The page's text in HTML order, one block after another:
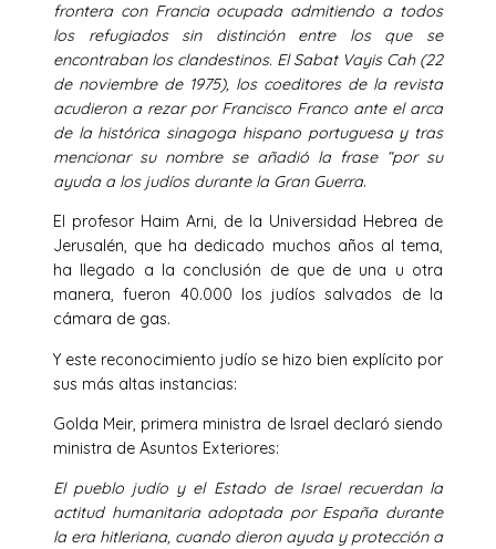
frontera con Francia ocupada admitiendo a todos
los refugiados sin distinción entre los que se
encontraban los clandestinos. El Sabat Vayis Cah (22
de noviembre de 1975), los coeditores de la revista
acudieron a rezar por Francisco Franco ante el arca
de la histórica sinagoga hispano portuguesa y tras
mencionar su nombre se añadió la frase “por su
ayuda a los judíos durante la Gran Guerra.
El profesor Haim Arni, de la Universidad Hebrea de
Jerusalén, que ha dedicado muchos años al tema,
ha llegado a la conclusión de que de una u otra
manera, fueron 40.000 los judíos salvados de la
cámara de gas.
Y este reconocimiento judío se hizo bien explícito por
sus más altas instancias:
Golda Meir, primera ministra de Israel declaró siendo
ministra de Asuntos Exteriores:
El pueblo judío y el Estado de Israel recuerdan la
actitud humanitaria adoptada por España durante
la era hitleriana, cuando dieron ayuda y protección a